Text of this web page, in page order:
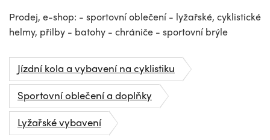
Prodej, e-shop: - sportovní oblečení - lyžařské, cyklistické
helmy, přilby - batohy - chrániče - sportovní brýle
Jízdní kola a vybavení na cyklistiku
Sportovní oblečení a doplňky
Lyžařské vybavení